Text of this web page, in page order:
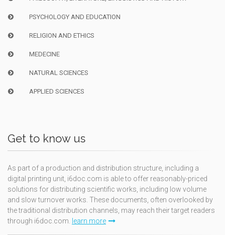
PSYCHOLOGY AND EDUCATION
RELIGION AND ETHICS
MEDECINE
NATURAL SCIENCES
APPLIED SCIENCES
Get to know us
As part of a production and distribution structure, including a
digital printing unit, i6doc.com is able to offer reasonably-priced
solutions for distributing scientific works, including low volume
and slow turnover works. These documents, often overlooked by
the traditional distribution channels, may reach their target readers
through i6doc.com. learn more